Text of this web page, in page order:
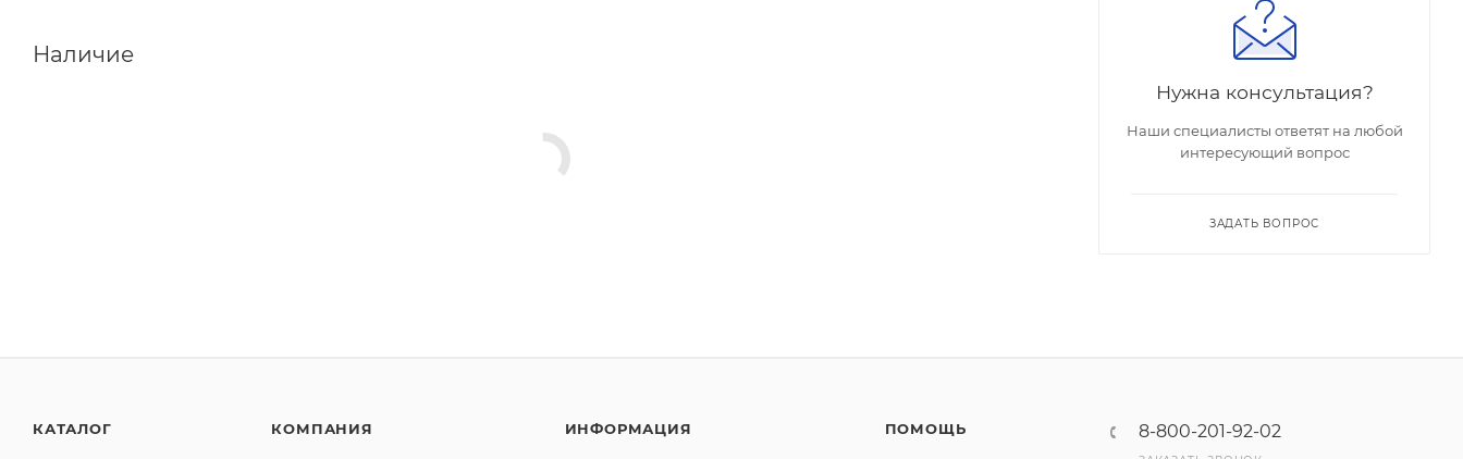
Наличие
Нужна консультация?
Наши специалисты ответят на любой
интересующий вопрос
ЗАДАТЬ ВОПРОС
КАТАЛОГ КОМПАНИЯ ИНФОРМАЦИЯ ПОМОЩЬ 8-800-201-92-02